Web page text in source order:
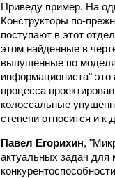
Приведу пример. На
Конструкторы по-
поступают в этот
этом найденные в
выпущенные по
информациониста" это
процесса
колоссальные
степени относится и
Павел Егорихин,
актуальных задач